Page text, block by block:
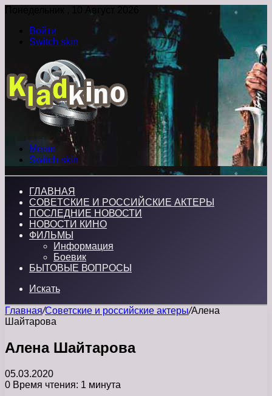
Понедельник , 10 Август 2026
Войти
Switch skin
Меню
Switch skin
ГЛАВНАЯ
СОВЕТСКИЕ И РОССИЙСКИЕ АКТЕРЫ
ПОСЛЕДНИЕ НОВОСТИ
НОВОСТИ КИНО
ФИЛЬМЫ
Информация
Боевик
БЫТОВЫЕ ВОПРОСЫ
Искать
Главная/Советские и российские актеры/Алена
Шайтарова
Алена Шайтарова
05.03.2020
0 Время чтения: 1 минута